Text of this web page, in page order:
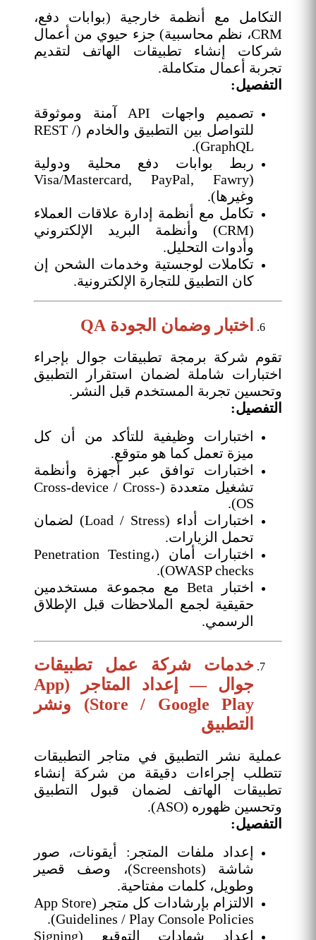
التكامل مع أنظمة خارجية (بوابات دفع،
CRM، نظم محاسبية) جزء حيوي من أعمال
شركات إنشاء تطبيقات الهاتف لتقديم
تجربة أعمال متكاملة.
التفصيل:
تصميم واجهات API آمنة وموثوقة
للتواصل بين التطبيق والخادم (REST /
GraphQL).
ربط بوابات دفع محلية ودولية
(Visa/Mastercard, PayPal, Fawry
وغيرها).
تكامل مع أنظمة إدارة علاقات العملاء
(CRM) وأنظمة البريد الإلكتروني
وأدوات التحليل.
تكاملات لوجستية وخدمات الشحن إن
كان التطبيق للتجارة الإلكترونية.
اختبار وضمان الجودة QA
تقوم شركة برمجة تطبيقات جوال بإجراء
اختبارات شاملة لضمان استقرار التطبيق
وتحسين تجربة المستخدم قبل النشر.
التفصيل:
اختبارات وظيفية للتأكد من أن كل
ميزة تعمل كما هو متوقع.
اختبارات توافق عبر أجهزة وأنظمة
تشغيل متعددة (Cross-device / Cross-
OS).
اختبارات أداء (Load / Stress) لضمان
تحمل الزيارات.
اختبارات أمان (Penetration Testing،
OWASP checks).
اختبار Beta مع مجموعة مستخدمين
حقيقية لجمع الملاحظات قبل الإطلاق
الرسمي.
خدماتشركة عمل تطبيقات
جوال
— إعداد المتاجر (App
Store / Google Play) ونشر
التطبيق
عملية نشر التطبيق في متاجر التطبيقات
تتطلب إجراءات دقيقة من شركة إنشاء
تطبيقات الهاتف لضمان قبول التطبيق
وتحسين ظهوره (ASO).
التفصيل:
إعداد ملفات المتجر: أيقونات، صور
شاشة (Screenshots)، وصف قصير
وطويل، كلمات مفتاحية.
الالتزام بإرشادات كل متجر (App Store
Guidelines / Play Console Policies).
إعداد شهادات التوقيع (Signing